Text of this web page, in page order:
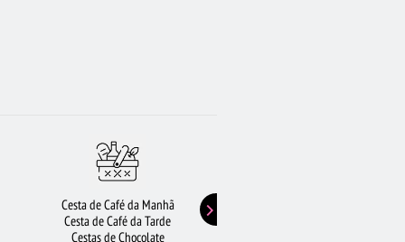
Cesta de Café da Manhã
Cesta de Café da Tarde
Cestas de Chocolate